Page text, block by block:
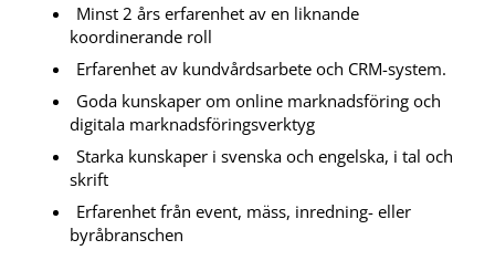
Minst 2 års erfarenhet av en liknande
koordinerande roll
Erfarenhet av kundvårdsarbete och CRM-system.
Goda kunskaper om online marknadsföring och
digitala marknadsföringsverktyg
Starka kunskaper i svenska och engelska, i tal och
skrift
Erfarenhet från event, mäss, inredning- eller
byråbranschen